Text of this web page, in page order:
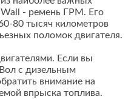
- ремень ГРМ. Его
80 тысяч километров
поломок двигателя.
Если вы
с дизельным
внимание на
впрыска топлива.